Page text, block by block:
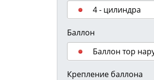
4 - цилиндра
Баллон
Баллон тор
Крепление баллона